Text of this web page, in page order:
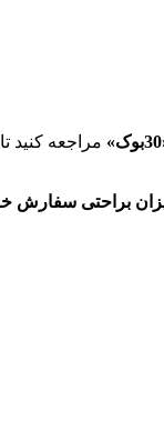
مراجعه کنید
30 درصد تخفیف ارائه کرده